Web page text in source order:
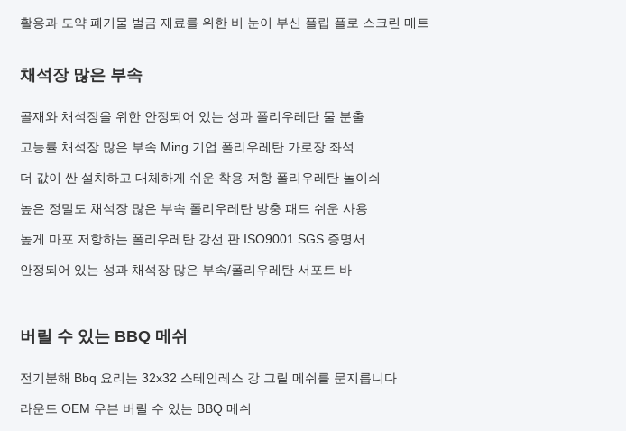
활용과 도약 폐기물 벌금 재료를 위한 비 눈이 부신 플립 플로 스크린 매트
채석장 많은 부속
골재와 채석장을 위한 안정되어 있는 성과 폴리우레탄 물 분출
고능률 채석장 많은 부속 Ming 기업 폴리우레탄 가로장 좌석
더 값이 싼 설치하고 대체하게 쉬운 착용 저항 폴리우레탄 놀이쇠
높은 정밀도 채석장 많은 부속 폴리우레탄 방충 패드 쉬운 사용
높게 마포 저항하는 폴리우레탄 강선 판 ISO9001 SGS 증명서
안정되어 있는 성과 채석장 많은 부속/폴리우레탄 서포트 바
버릴 수 있는 BBQ 메쉬
전기분해 Bbq 요리는 32x32 스테인레스 강 그릴 메쉬를 문지릅니다
라운드 OEM 우븐 버릴 수 있는 BBQ 메쉬